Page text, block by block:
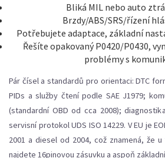
Bliká MIL nebo auto
Brzdy/ABS/SRS/řízení
Potřebujete adaptace, základní
Řešíte opakovaný P0420/P0430,
problémy s
Pár čísel a standardů pro orientaci: DTC
PIDs a služby čtení podle SAE J1979;
(standardní OBD od cca 2008);
servisní protokol UDS ISO 14229. V EU je
2001 a diesel od 2004, což znamená, že
najdete 16pinovou zásuvku a aspoň